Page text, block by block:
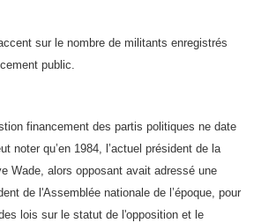
sur le nombre de militants enregistrés
public.
financement des partis politiques ne date
noter qu’en 1984, l’actuel président de la
Wade, alors opposant avait adressé une
de l'Assemblée nationale de l’époque, pour
lois sur le statut de l'opposition et le